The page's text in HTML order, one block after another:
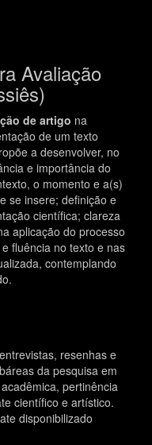
Avaliação
de artigo na
de um texto
a desenvolver, no
e importância do
o momento e a(s)
se insere; definição e
científica; clareza
aplicação do processo
fluência no texto e nas
contemplando
resenhas e
da pesquisa em
pertinência
científico e artístico.
disponibilizado